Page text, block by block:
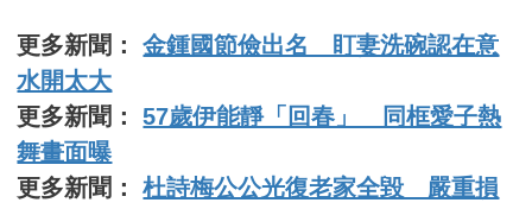
更多新聞：金鍾國節儉出名 盯妻洗碗認在意
水開太大
更多新聞：57歲伊能靜「回春」 同框愛子熱
舞畫面曝
更多新聞：杜詩梅公公光復老家全毀 嚴重損